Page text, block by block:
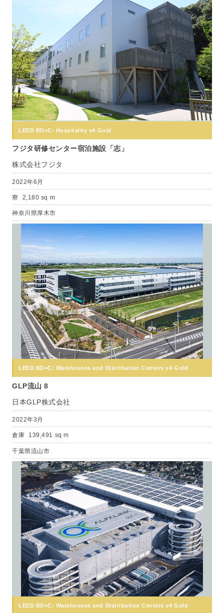
LEED BD+C: Hospitality v4 Gold
フジタ研修センター宿泊施設「志」
株式会社フジタ
2022年6月
寮 2,180 sq m
神奈川県厚木市
LEED BD+C: Warehouses and Distribution Centers v4 Gold
GLP流山 8
日本GLP株式会社
2022年3月
倉庫 139,491 sq m
千葉県流山市
LEED BD+C: Warehouses and Distribution Centers v4 Gold